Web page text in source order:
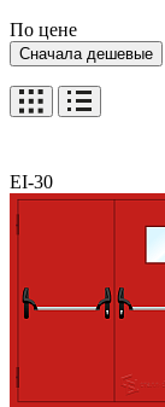
По цене
Сначала дешевые
EI-30